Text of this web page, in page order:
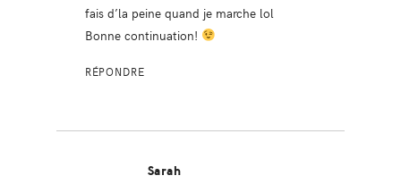
fais d’la peine quand je marche lol
Bonne continuation!
RÉPONDRE
Sarah